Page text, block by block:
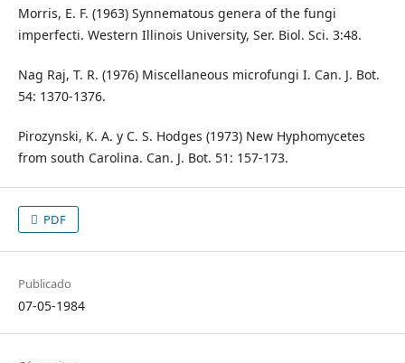
Morris, E. F. (1963) Synnematous genera of the fungi
imperfecti. Western Illinois University, Ser. Biol. Sci. 3:48.
Nag Raj, T. R. (1976) Miscellaneous microfungi I. Can. J. Bot.
54: 1370-1376.
Pirozynski, K. A. y C. S. Hodges (1973) New Hyphomycetes
from south Carolina. Can. J. Bot. 51: 157-173.
PDF
Publicado
07-05-1984